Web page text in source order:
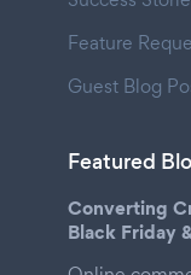
Feature
Guest Blog
Featured
Converting
Black Friday